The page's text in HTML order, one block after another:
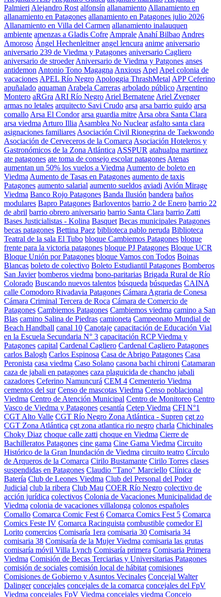
Palmieri Alejandro Rost alfonsín allanamiento Allanamiento en
allanamiento en Patagones allanamiento en Patagones julio 2026
Allanamiento en Villa del Carmen allanamiento inalauquen
ambiente amenzas a Gladis Cofre Amprale Anahí Bilbao Andres
Amoroso Ángel Hechenleitner angel lencura anime aniversario
aniversario 239 de Viedma y Patagones aniversario Cagliero
aniversario de stroeder Aniversario de Viedma y Patgones anses
antidemon Antonio Tono Magagna Anxious Apel Apel colonia de
vacaciones APEL Río Negro Apologgia ThrashMetal APP Ceferino
apuñalado aquaman Arabela Carreras arbolado público Argentino
Montero aRGra ARI Río Negro Ariel Bernatene Ariel Zvenger
armas no letales arquitecto Savi Crudo arsa arsa barrio guido arsa
comallo Arsa El Condor arsa guardia mitre Arsa obra Santa Clara
arsa viedma Arturo Illia Asamblea No Nuclear asfalto santa clara
asignaciones familiares Asociación Civil Rionegrina de Taekwondo
Asociación de Cerveceros de la Comarca Asociación Hoteleros y
Gastronómicos de la Zona Atlántica ASSPUR atahualpa martinez
ate patagones ate toma de consejo escolar patagones Atenas
aumentan un 50% los vuelos a Viedma Aumento de boleto en
Viedma Aumento de Tasas en Patagones aumento de taxis
Patagones aumento salarial aumento sueldos aviadi Avión Mirage
Viedma Banco Rojo Patagones Banda Ilusión bandera baños
modulares Bapro Patagones Barloventos barrio 2 de Enero barrio 22
de abril barrio obrero aniversario barrio Santa Clara barrio Zatti
Bases Justicialistas - Kolina Basquet Becas municipales Patagones
becas patagones Bettina Paez biblioteca pablo neruda Biblioteca
Teatral de la sala El Tubo bloque Cambiemos Patagones bloque
frente para la victoria patagones bloque PJ Patagones Bloque UCR
Bloque Unión por Patagones bloque Vamos con Todos Boinas
Blancas boleto de colectivo Boleto Estudiantil Patagones Bomberos
San Javier bomberos viedma bono-paritarias Brigada Rural de Río
Colorado Buscando nuevos talentos búsqueda búsquedas CAINA
calle Comodoro Rivadavia Patagones Cámara Agraria de Conesa
Cámara Criminal Tercera de Roca Cámara de Comercio de
Patagones Cambiemos Patagones Cambiemos viedma camino a San
Blas camino Salina de Piedras camioneta Campeonato Mundial de
Beach Handball canal 10 Canotaje capacitación de Educación Vial
en la Escuela Secundaria N° 3 capacitación RCP Viedma y
Patagones capital Cardenal Cagliero Cardenal Cagliero Patagones
carlos Balogh Carlos Espinosa Casa de Abrigo Patagones Casa
Peronista casa viedma Caso Solano casona bachi chironi Catamaran
caza de jabali en patagones caza plaguicida de chancho jabali
cazadores Ceferino Namuncurá CEM 4 Cementerio Viedma
cementos del sur Censo de mascotas Viedma Censo poblacional
Viedma Centro de Atención Municipal Centro de Monitoreo Centro
Vasco de Viedma y Patagones cesantía Cetep Viedma CFI N°1
CGT Alto Valle CGT Río Negro Zona Atlántica - Supren cgt zo
CGT Zona Atlántica cgt zona atlantica rio negro charla Chichinales
Choky Diaz choque calle zatti choque en Viedma Cierre de
Bachilleratos Patagones cine gama Cine Gama Viedma Circuito
Histórico de la Gran Inundación de Viedma circuito teatro Círculo
de Arqueros de la Comarca Cirilo Bustamante Cirilo Torres clases
suspendidas en Patagones Claudio "Tano" Marciello Clínica de
Batería Club de Leones Viedma Club del Personal del Poder
Judicial club la ribera Club Mau COER Río Negro colectivo de
acción jurídica colectivos Colonia de Vacaciones Municipalidad de
Viedma colonia de vacaciones villalonga colonos españoles
Comallo Comarca Comic Fest 6 Comarca Comics Fest 5 Comarca
Comics Feste IV Comarca Racinguista combustible comedor El
Lorito comercios Comisaría 1era comisaria 30 Comisaria 34
comisaria 38 Comisaría de la Mujer Viedma comisaria las grutas
comisaría móvil Villa Lynch Comisaría primera Comisaria Primera
Viedma Comisión de Becas Terciarias y Universitarias Patagones
comisión de sociales comisión local de hábitat comisiones
Comisiones de Gobierno y Asuntos Vecinales Concejal Walter
Dalinger concejales concejales de la comarca concejales del FpV
Viedma concejales FpV Viedma concejales viedma Concejo